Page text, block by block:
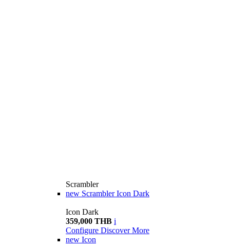
Scrambler
new Scrambler Icon Dark
Icon Dark
359,000 THB i
Configure Discover More
new Icon